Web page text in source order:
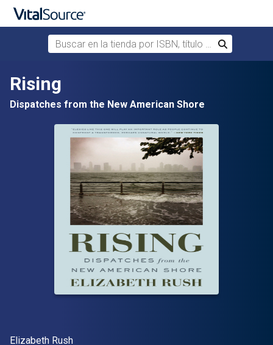
Saltar al contenido principal
Buscar en la tienda por ISBN, título o autor
Buscar
Rising
Dispatches from the New American Shore
Autor(es)
Elizabeth Rush